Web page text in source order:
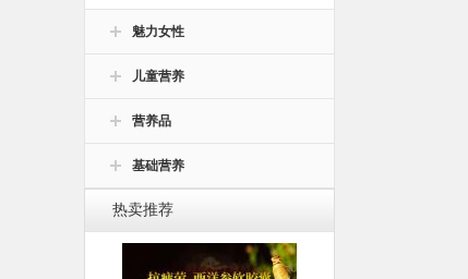
魅力女性
儿童营养
营养品
基础营养
热卖推荐